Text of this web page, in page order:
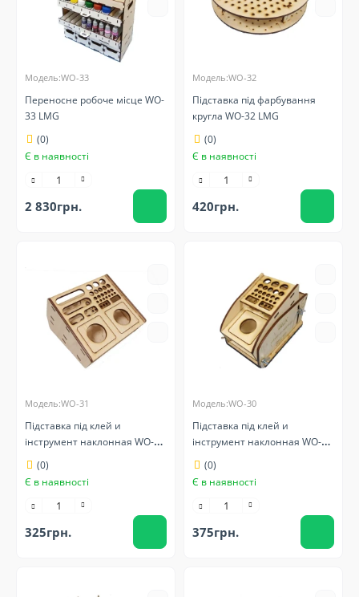
Модель:WO-33
Переносне робоче місце WO-
33 LMG
(0)
Є в наявності
2 830грн.
Модель:WO-32
Підставка під фарбування
кругла WO-32 LMG
(0)
Є в наявності
420грн.
Модель:WO-31
Підставка під клей и
інструмент наклонная WO-31
LMG
(0)
Є в наявності
325грн.
Модель:WO-30
Підставка під клей и
інструмент наклонная WO-30
LMG
(0)
Є в наявності
375грн.